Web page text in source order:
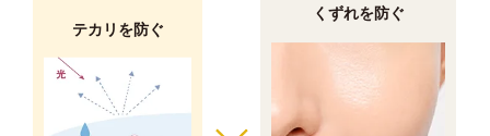
テカリを防ぐ
くずれを防ぐ